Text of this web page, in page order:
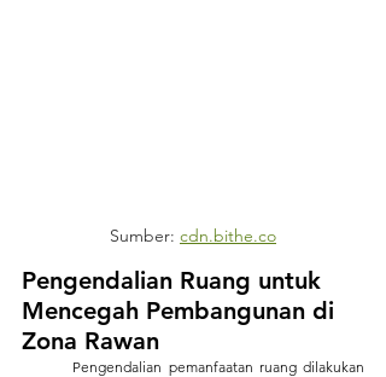
Sumber: cdn.bithe.co
Pengendalian Ruang untuk
Mencegah Pembangunan di
Zona Rawan